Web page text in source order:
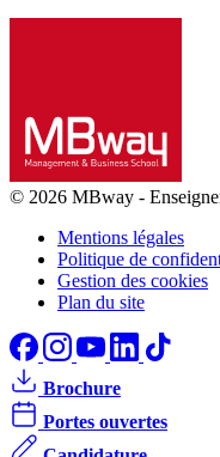
© 2026 MBway -
Mentions légales
Politique de
Gestion des cookies
Plan du site
Brochure
Portes ouvertes